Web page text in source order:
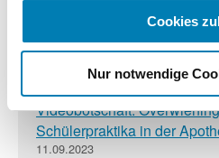
Cookies
Nur notwendige
29.01.2024
Videobotschaft:
Schülerpraktika in der
11.09.2023